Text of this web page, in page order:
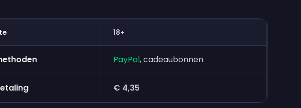
18+
PayPal, cadeaubonnen
€ 4,35